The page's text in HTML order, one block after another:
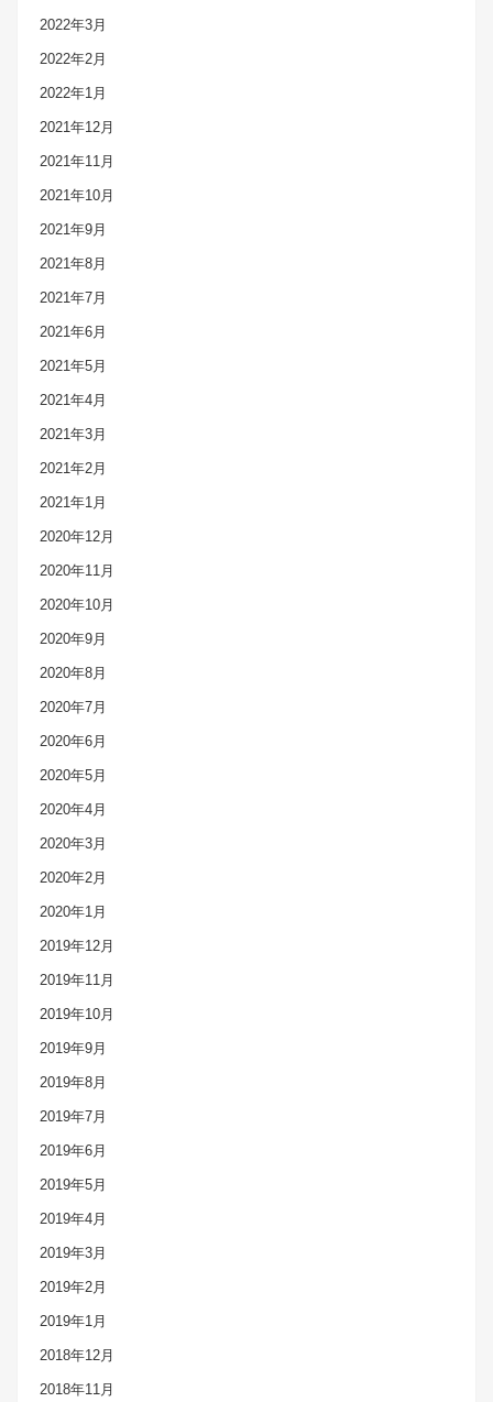
2022年3月
2022年2月
2022年1月
2021年12月
2021年11月
2021年10月
2021年9月
2021年8月
2021年7月
2021年6月
2021年5月
2021年4月
2021年3月
2021年2月
2021年1月
2020年12月
2020年11月
2020年10月
2020年9月
2020年8月
2020年7月
2020年6月
2020年5月
2020年4月
2020年3月
2020年2月
2020年1月
2019年12月
2019年11月
2019年10月
2019年9月
2019年8月
2019年7月
2019年6月
2019年5月
2019年4月
2019年3月
2019年2月
2019年1月
2018年12月
2018年11月